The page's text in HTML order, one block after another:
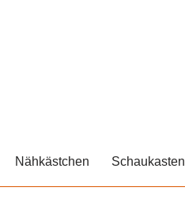
Nähkästchen Schaukasten